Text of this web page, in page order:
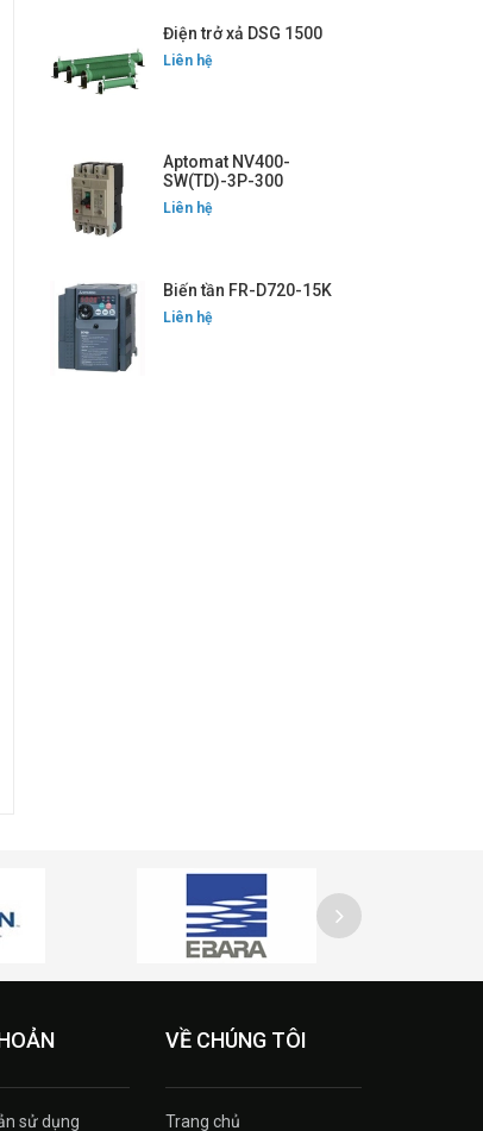
Điện trở xả DSG 1500
Liên hệ
Aptomat NV400-
SW(TD)-3P-300
Liên hệ
Biến tần FR-D720-15K
Liên hệ
sử dụng
VỀ CHÚNG TÔI
Trang chủ